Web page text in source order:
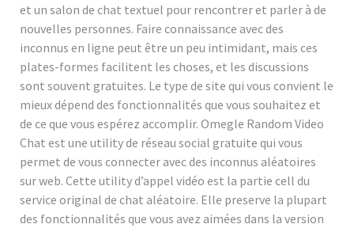
et un salon de chat textuel pour rencontrer et parler à de
nouvelles personnes. Faire connaissance avec des
inconnus en ligne peut être un peu intimidant, mais ces
plates-formes facilitent les choses, et les discussions
sont souvent gratuites. Le type de site qui vous convient le
mieux dépend des fonctionnalités que vous souhaitez et
de ce que vous espérez accomplir. Omegle Random Video
Chat est une utility de réseau social gratuite qui vous
permet de vous connecter avec des inconnus aléatoires
sur web. Cette utility d’appel vidéo est la partie cell du
service original de chat aléatoire. Elle preserve la plupart
des fonctionnalités que vous avez aimées dans la version